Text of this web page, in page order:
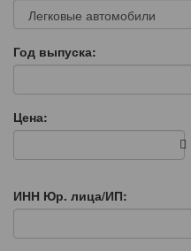
Год выпуска:
Цена:
ИНН Юр. лица/ИП: